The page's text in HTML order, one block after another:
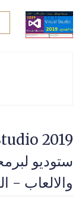
ستوديو
والالعاب -